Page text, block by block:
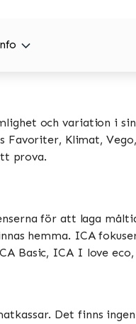
och variation i
Favoriter, Klimat,
prova​​.
för att laga
hemma​​. ICA
Basic, ICA I love
Det finns